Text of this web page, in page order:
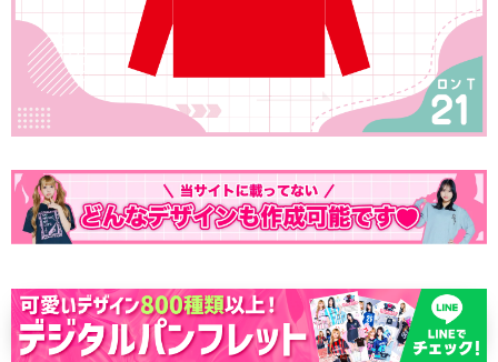
無料でLINE相談する
グリッター&ラメ
ポロシャツ
パーカー・スウェット
ラグビーユニフォーム
おもしろクラスTシャツ
かっこいいクラスTシャツ
ニュース
DTFプリントについて
SDGsについて